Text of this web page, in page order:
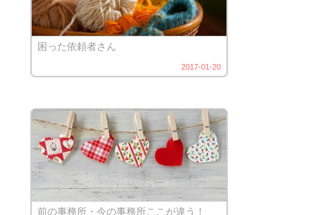
困った依頼者さん
2017-01-20
前の事務所・今の事務所ここが違う！